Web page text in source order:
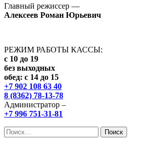
Главный режиссер —
Алексеев Роман Юрьевич
РЕЖИМ РАБОТЫ КАССЫ:
с 10 до 19
без выходных
обед: с 14 до 15
+7 902 108 63 40
8 (8362) 78-13-78
Администратор –
+7 996 751-31-81
Найти: